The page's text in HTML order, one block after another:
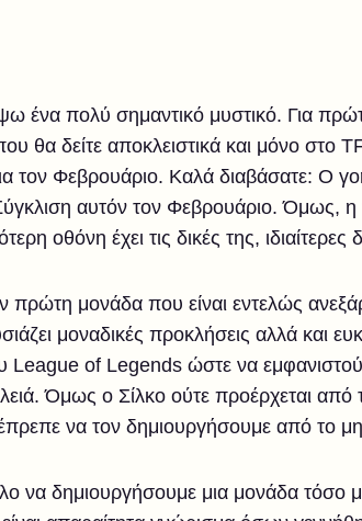
ένα πολύ σημαντικό μυστικό. Για
θα δείτε αποκλειστικά και μόνο στο
τον Φεβρουάριο. Καλά διαβάσατε: Ο
αυτόν τον Φεβρουάριο. Όμως,
οθόνη έχει τις δικές της, ιδιαίτερες
πρώτη μονάδα που είναι εντελώς
μοναδικές προκλήσεις αλλά και
of Legends ώστε να
Όμως ο Σίλκο ούτε προέρχεται
να τον δημιουργήσουμε από το
να δημιουργήσουμε μια μονάδα